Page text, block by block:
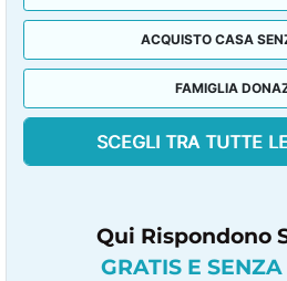
ACQUISTO CASA
FAMIGLIA
Qui Rispondono
GRATIS E